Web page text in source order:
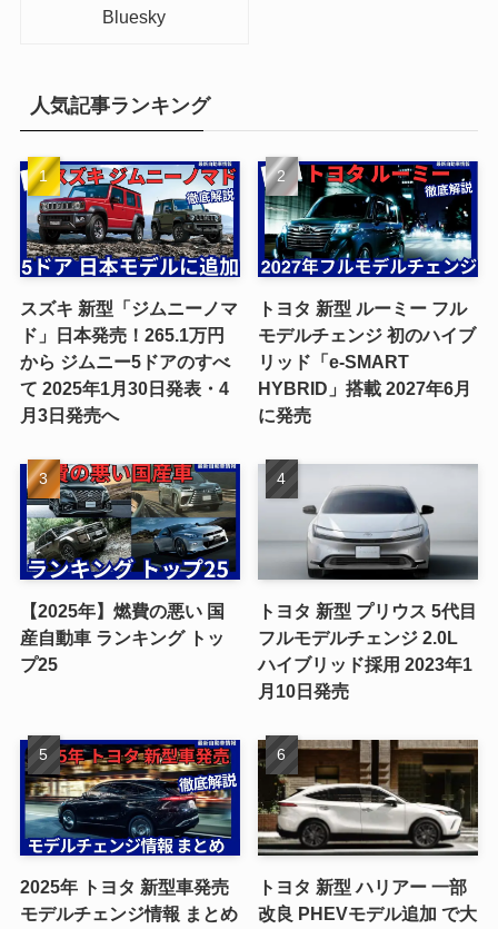
Bluesky
人気記事ランキング
スズキ 新型「ジムニーノマ
ド」日本発売！265.1万円
から ジムニー5ドアのすべ
て 2025年1月30日発表・4
月3日発売へ
トヨタ 新型 ルーミー フル
モデルチェンジ 初のハイブ
リッド「e-SMART
HYBRID」搭載 2027年6月
に発売
【2025年】燃費の悪い 国
産自動車 ランキング トッ
プ25
トヨタ 新型 プリウス 5代目
フルモデルチェンジ 2.0L
ハイブリッド採用 2023年1
月10日発売
2025年 トヨタ 新型車発売
モデルチェンジ情報 まとめ
トヨタ 新型 ハリアー 一部
改良 PHEVモデル追加 で大